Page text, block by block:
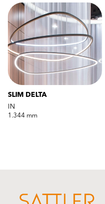
SLIM DELTA
IN
1.344 mm